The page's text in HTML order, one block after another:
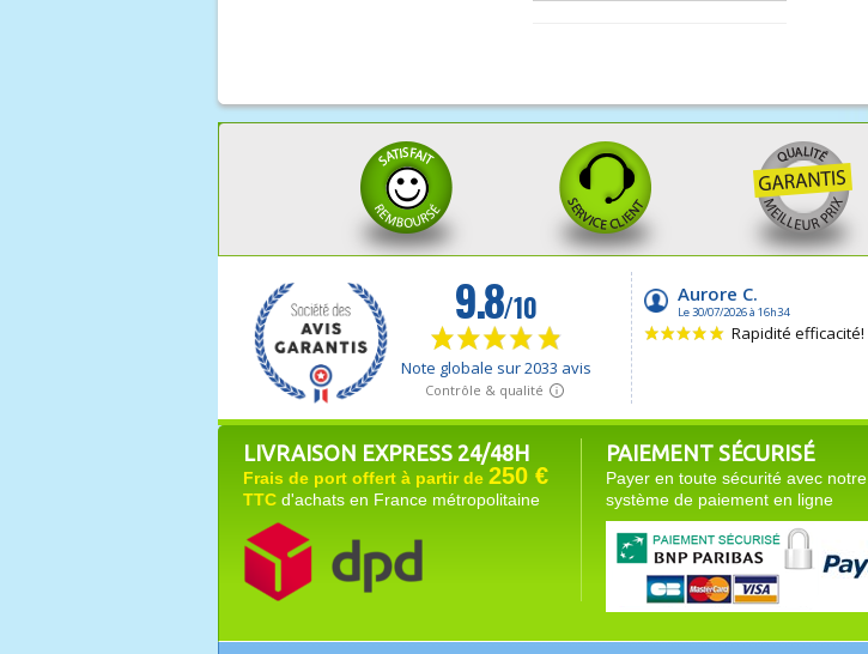
LIVRAISON EXPRESS 24/48H
Frais de port offert à partir de 250 €
TTC d'achats en France métropolitaine
PAIEMENT SÉCURISÉ
Payer en toute sécurité avec notre
système de paiement en ligne